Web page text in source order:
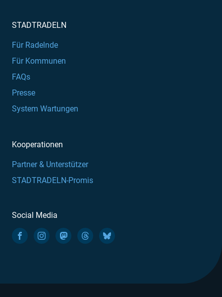
STADTRADELN
Für Radelnde
Für Kommunen
FAQs
Presse
System Wartungen
Kooperationen
Partner & Unterstützer
STADTRADELN-Promis
Social Media